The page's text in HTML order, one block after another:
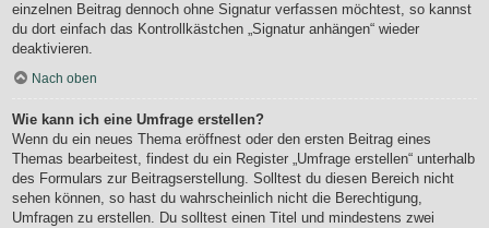
einzelnen Beitrag dennoch ohne Signatur verfassen möchtest, so kannst
du dort einfach das Kontrollkästchen „Signatur anhängen“ wieder
deaktivieren.
Nach oben
Wie kann ich eine Umfrage erstellen?
Wenn du ein neues Thema eröffnest oder den ersten Beitrag eines
Themas bearbeitest, findest du ein Register „Umfrage erstellen“ unterhalb
des Formulars zur Beitragserstellung. Solltest du diesen Bereich nicht
sehen können, so hast du wahrscheinlich nicht die Berechtigung,
Umfragen zu erstellen. Du solltest einen Titel und mindestens zwei